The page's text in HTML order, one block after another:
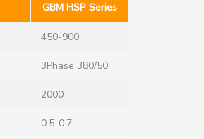
GBM HSP Series
450-900
3Phase 380/50
2000
0.5-0.7